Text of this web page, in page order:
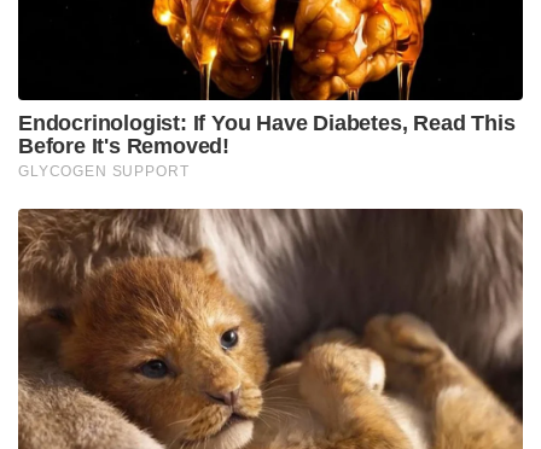
പ്രശസ്തമാണ്. ഭാരതത്തിന്റെ കൈത്തറി മേഖലയുടെ
കരുത്തും ഗ്രാമീണ നെയ്ത്തുകാരുടെ കഠിനാധ്വാനവും
പാശ്ചാത്യ ലോകത്തിന് മുന്നിൽ
എത്തിക്കുകയായിരുന്നു ഇതിലൂടെ പ്രധാനമന്ത്രി.
ഫ്രഞ്ച് പ്രസിഡന്റ് ഇമ്മാനുവൽ മാക്രോണിന് അദ്ദേഹം
നൽകിയതാകട്ടെ, ആന്ധ്രാപ്രദേശിന്റെ പരമ്പരാഗത
കലയായ കളങ്കാരി മഹാഭാരത പെയിന്റിംഗാണ്
(Kalamkari Mahabharata painting). തലമുറകളായി
കൈമാറിവന്ന പുരാതനമായ പെൻ-ഡ്രോയിംഗ് രീതി
ഉപയോഗിച്ച്, ഭാരതത്തിന്റെ ഇതിഹാസമായ
മഹാഭാരതത്തിലെ രംഗങ്ങൾ ആറ് മാസത്തോളം
കഠിനാധ്വാനം ചെയ്താണ് കരകൗശല വിദഗ്ധർ ഈ
പെയിന്റിംഗിൽ ഒരുക്കിയത്. ഭാരതത്തിന്റെ ആത്മീയ
ചരിത്രത്തെ ഫ്രാൻസിന്റെ ഹൃദയത്തിലേക്ക്